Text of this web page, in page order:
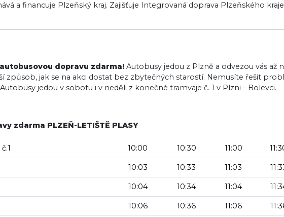
a financuje Plzeňský kraj. Zajišťuje Integrovaná doprava Plzeňského
dopravu zdarma! Autobusy jedou z Plzně a odvezou vás až
způsob, jak se na akci dostat bez zbytečných starostí. Nemusíte řešit
jedou v sobotu i v neděli z konečné tramvaje č. 1 v Plzni - Bolevci.
zdarma PLZEŇ-LETIŠTĚ PLASY
10:00 10:30 11:00
10:03 10:33 11:03
10:04 10:34 11:04
10:06 10:36 11:06